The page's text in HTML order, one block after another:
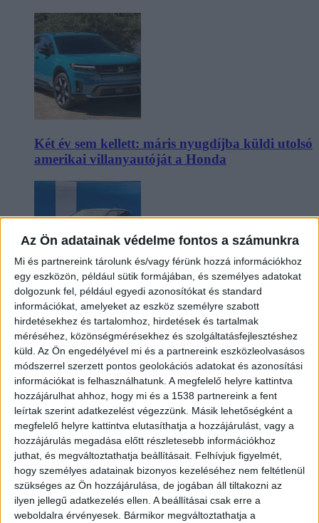
Az Ön adatainak védelme fontos a számunkra
Mi és partnereink tárolunk és/vagy férünk hozzá információkhoz
egy eszközön, például sütik formájában, és személyes adatokat
dolgozunk fel, például egyedi azonosítókat és standard
információkat, amelyeket az eszköz személyre szabott
hirdetésekhez és tartalomhoz, hirdetések és tartalmak
méréséhez, közönségmérésekhez és szolgáltatásfejlesztéshez
küld. Az Ön engedélyével mi és a partnereink eszközleolvasásos
módszerrel szerzett pontos geolokációs adatokat és azonosítási
információkat is felhasználhatunk. A megfelelő helyre kattintva
hozzájárulhat ahhoz, hogy mi és a 1538 partnereink a fent
leírtak szerint adatkezelést végezzünk. Másik lehetőségként a
megfelelő helyre kattintva elutasíthatja a hozzájárulást, vagy a
hozzájárulás megadása előtt részletesebb információkhoz
juthat, és megváltoztathatja beállításait. Felhívjuk figyelmét,
hogy személyes adatainak bizonyos kezeléséhez nem feltétlenül
szükséges az Ön hozzájárulása, de jogában áll tiltakozni az
ilyen jellegű adatkezelés ellen. A beállításai csak erre a
weboldalra érvényesek. Bármikor megváltoztathatja a
Két év sem kellett: máris nyugdíjba küldi utolsó
amerikai villanyautóját a Honda
Kilencmillió alatt indul a legolcsóbb elektromos
Volkswagen
Hoppon maradtak a villanyautós támogatási
program utolsó pályázói